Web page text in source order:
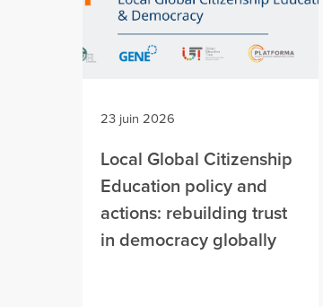
23 juin 2026
Local Global Citizenship
Education policy and
actions: rebuilding trust
in democracy globally